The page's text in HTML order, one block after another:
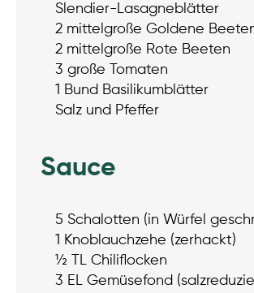
Slendier-Lasagneblätter
2 mittelgroße Goldene
2 mittelgroße Rote Beeten
3 große Tomaten
1 Bund Basilikumblätter
Salz und Pfeffer
Sauce
5 Schalotten (in Würfel
1 Knoblauchzehe (zerhackt)
½ TL Chiliflocken
3 EL Gemüsefond